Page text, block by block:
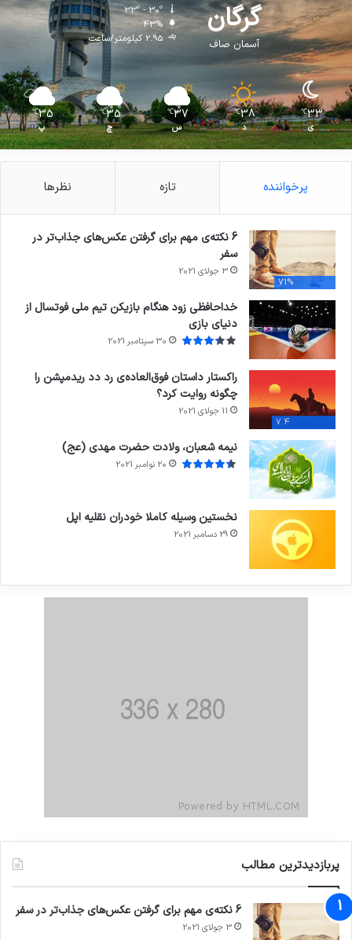
گرگان
آسمان صاف
33º - 30º
43%
2.95 کیلومتر/ساعت
33
℃
ی
38
℃
د
37
℃
س
35
℃
چ
35
℃
پ
پرخواننده تازه نظرها
71%
6 نکته‌ی مهم برای گرفتن عکس‌های جذاب‌تر در
سفر
3 جولای 2021
خداحافظی زود هنگام بازیکن تیم ملی فوتسال از
دنیای بازی
30 سپتامبر 2021
7.4
راکستار داستان فوق‌العاده‌ی رد دد ریدمپشن را
چگونه روایت کرد؟
11 جولای 2021
نیمه شعبان، ولادت حضرت مهدی (عج)
20 نوامبر 2021
نخستین وسیله کاملا خودران نقلیه اپل
29 دسامبر 2021
پربازدیدترین مطالب
6 نکته‌ی مهم برای گرفتن عکس‌های جذاب‌تر در سفر
3 جولای 2021